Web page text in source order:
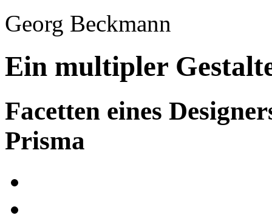
Georg Beckmann
Ein multipler
Facetten eines
Prisma